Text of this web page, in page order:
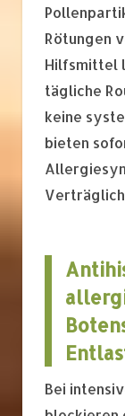
Rötungen
Hilfsmittel
tägliche
keine
bieten
Bei